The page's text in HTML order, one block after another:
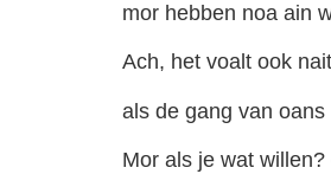
mor hebben noa ain
Ach, het voalt ook
als de gang van
Mor als je wat